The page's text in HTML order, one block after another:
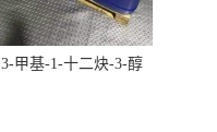
3-甲基-1-十二炔-3-醇